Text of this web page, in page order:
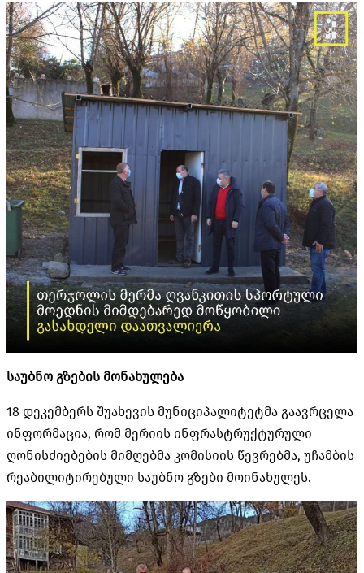
საუბნო გზების მონახულება
18 დეკემბერს შუახევის მუნიციპალიტეტმა გაავრცელა
ინფორმაცია, რომ მერიის ინფრასტრუქტურული
ღონისძიებების მიმღებმა კომისიის წევრებმა, უჩამბის
რეაბილიტირებული საუბნო გზები მოინახულეს.